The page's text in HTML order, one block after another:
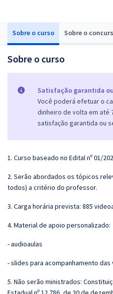
Sobre o curso Sobre o
Sobre o curso
Satisfação garantida
Você poderá efetuar o
dinheiro de volta em até
satisfação garantida ou
1. Curso baseado no Edital nº 01/
2. Serão abordados os tópicos
todos) a critério do professor.
3. Carga horária prevista: 885
4. Material de apoio personalizado:
- audioaulas
- slides para acompanhamento das
5. Não serão ministrados: